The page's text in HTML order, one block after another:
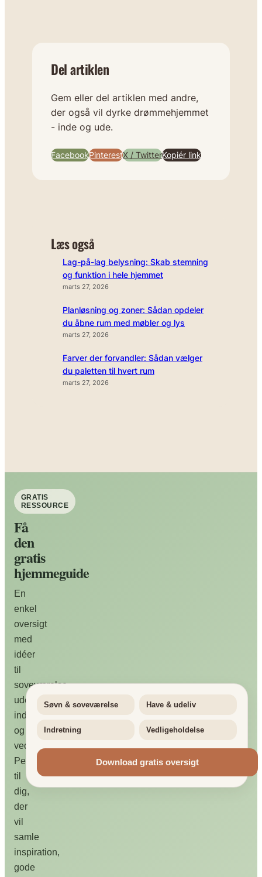
Del artiklen
Gem eller del artiklen med andre,
der også vil dyrke drømmehjemmet
- inde og ude.
FacebookPinterestX / TwitterKopiér link
Læs også
Lag-på-lag belysning: Skab stemning
og funktion i hele hjemmet
marts 27, 2026
Planløsning og zoner: Sådan opdeler
du åbne rum med møbler og lys
marts 27, 2026
Farver der forvandler: Sådan vælger
du paletten til hvert rum
marts 27, 2026
GRATIS
RESSOURCE
Få
den
gratis
hjemmeguide
En
enkel
oversigt
med
idéer
til
soveværelse,
uderum,
indretning
og
vedligeholdelse.
Perfekt
til
dig,
der
vil
samle
inspiration,
gode
Søvn & soveværelse Have & udeliv
Indretning Vedligeholdelse
Download gratis oversigt